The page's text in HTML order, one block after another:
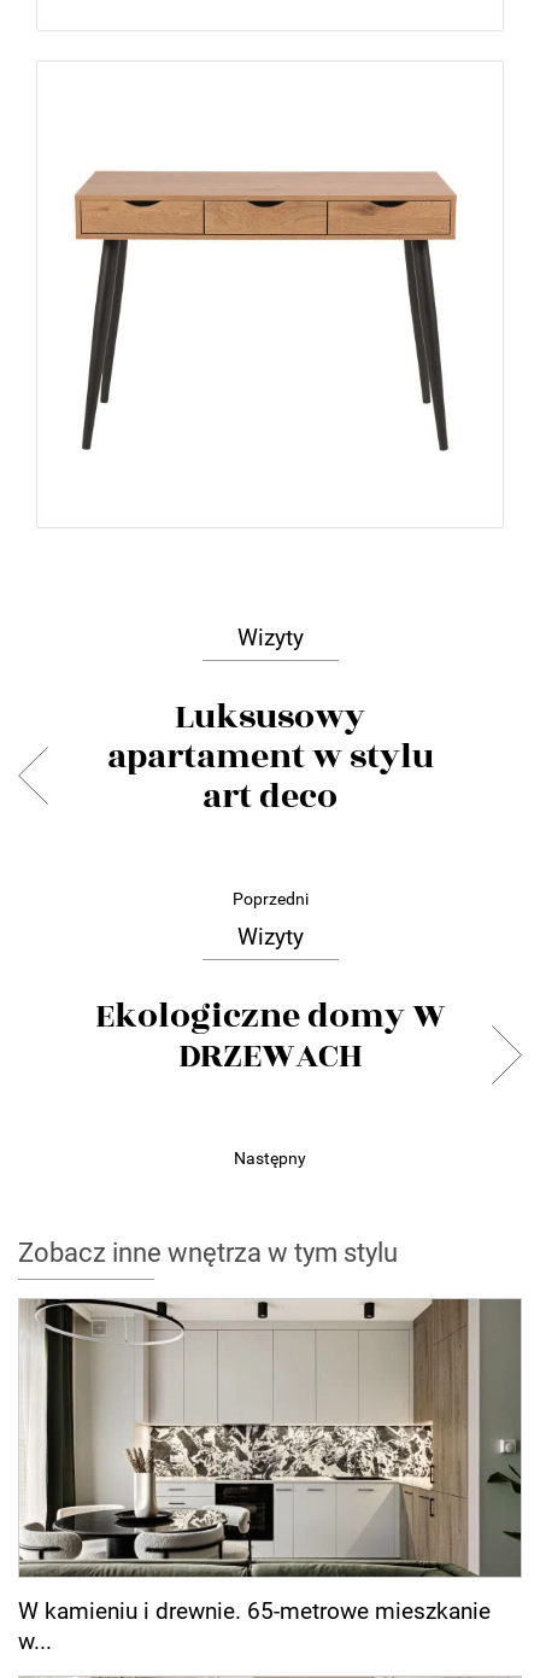
Wizyty
Luksusowy
apartament w stylu
art deco
Poprzedni
Wizyty
Ekologiczne domy W
DRZEWACH
Następny
Zobacz inne wnętrza w tym stylu
W kamieniu i drewnie. 65-metrowe mieszkanie
w...